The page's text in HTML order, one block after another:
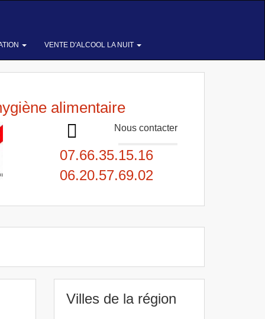
VENTE D'ALCOOL LA NUIT
alimentaire
Nous contacter
07.66.35.15.16
06.20.57.69.02
Villes de la région